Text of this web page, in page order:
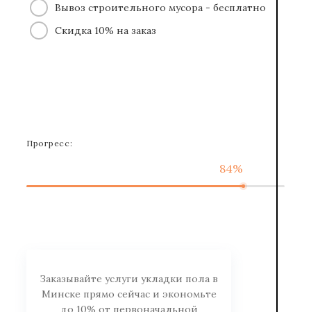
Вывоз строительного мусора - бесплатно
Скидка 10% на заказ
Прогресс:
84%
Заказывайте услуги укладки пола в
Минске прямо сейчас и экономьте
до 10% от первоначальной